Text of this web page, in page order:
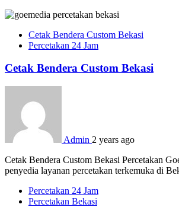
Cetak Bendera Custom Bekasi
Percetakan 24 Jam
Cetak Bendera Custom Bekasi
Admin 2 years ago
Cetak Bendera Custom Bekasi Percetakan
penyedia layanan percetakan terkemuka di
Percetakan 24 Jam
Percetakan Bekasi